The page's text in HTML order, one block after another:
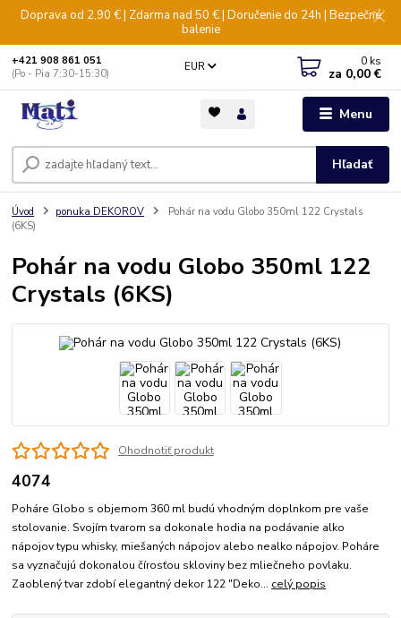
Doprava od 2,90 € | Zdarma nad 50 € | Doručenie do 24h | Bezpečné
balenie
Menu
EUR
Hľadať
+421 908 861 051
(Po - Pia 7:30-15:30)
0 ks
za 0,00 €
Úvod ponuka DEKOROV
Pohár na vodu Globo 350ml 122 Crystals
(6KS)
Pohár na vodu Globo 350ml 122
Crystals (6KS)
Ohodnotiť produkt
4074
Poháre Globo s objemom 360 ml budú vhodným doplnkom pre vaše
stolovanie. Svojím tvarom sa dokonale hodia na podávanie alko
nápojov typu whisky, miešaných nápojov alebo nealko nápojov. Poháre
sa vyznačujú dokonalou čírosťou skloviny bez mliečneho povlaku.
Zaoblený tvar zdobí elegantný dekor 122 "Deko... celý popis